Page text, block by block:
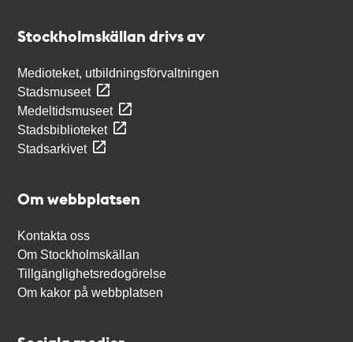
Stockholmskällan drivs av
Medioteket, utbildningsförvaltningen
Stadsmuseet
Medeltidsmuseet
Stadsbiblioteket
Stadsarkivet
Om webbplatsen
Kontakta oss
Om Stockholmskällan
Tillgänglighetsredogörelse
Om kakor på webbplatsen